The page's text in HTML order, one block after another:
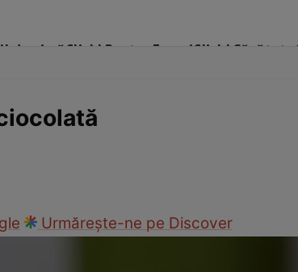
de viațăClick! Pentru FemeiClick! Sănătate
Urmărește-ne pe Discover